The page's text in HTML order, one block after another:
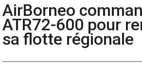
AirBorneo
ATR72-600 pour
sa flotte régionale